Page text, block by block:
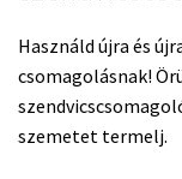
Használd újra és
csomagolásnak!
szemetet termelj.